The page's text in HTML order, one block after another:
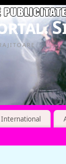
International